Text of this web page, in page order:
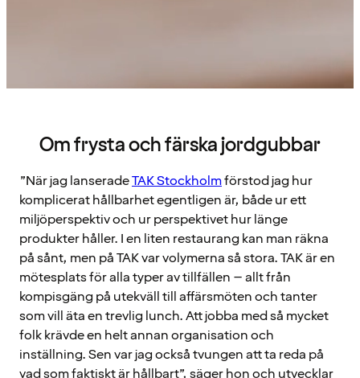
Om frysta och färska jordgubbar
”När jag lanseradeTAK Stockholmförstod jag hur
komplicerat hållbarhet egentligen är, både ur ett
miljöperspektiv och ur perspektivet hur länge
produkter håller. I en liten restaurang kan man räkna
på sånt, men på TAK var volymerna så stora. TAK är en
mötesplats för alla typer av tillfällen – allt från
kompisgäng på utekväll till affärsmöten och tanter
som vill äta en trevlig lunch. Att jobba med så mycket
folk krävde en helt annan organisation och
inställning. Sen var jag också tvungen att ta reda på
vad som faktiskt är hållbart”, säger hon och utvecklar